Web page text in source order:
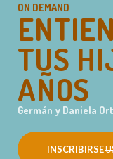
ON DEMAND
TUS
AÑOS
Germán y Daniela
INSCRIBIRSE